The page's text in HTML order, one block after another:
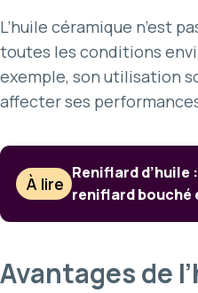
L’huile céramique n’est
toutes les conditions
exemple, son utilisation
affecter ses
À lire
Reniflard d’huile
reniflard bouché
Avantages de